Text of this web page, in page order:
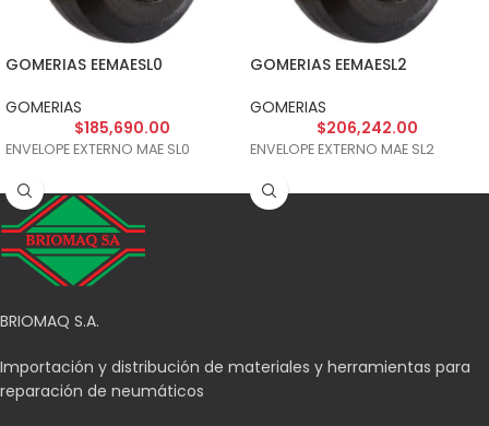
GOMERIAS EEMAESL0
GOMERIAS
$185,690.00
ENVELOPE EXTERNO MAE SL0
GOMERIAS EEMAESL2
GOMERIAS
$206,242.00
ENVELOPE EXTERNO MAE SL2
BRIOMAQ S.A.
Importación y distribución de materiales y herramientas para
reparación de neumáticos